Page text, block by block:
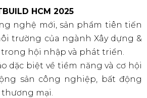
nghệ mới, sản phẩm tiên tiến
trường của ngành Xây dựng &
trong hội nhập và phát triển.
dặc biệt về tiềm năng và cơ hội
sản công nghiệp, bất động
thương mại.
bất động sản, các chính sách